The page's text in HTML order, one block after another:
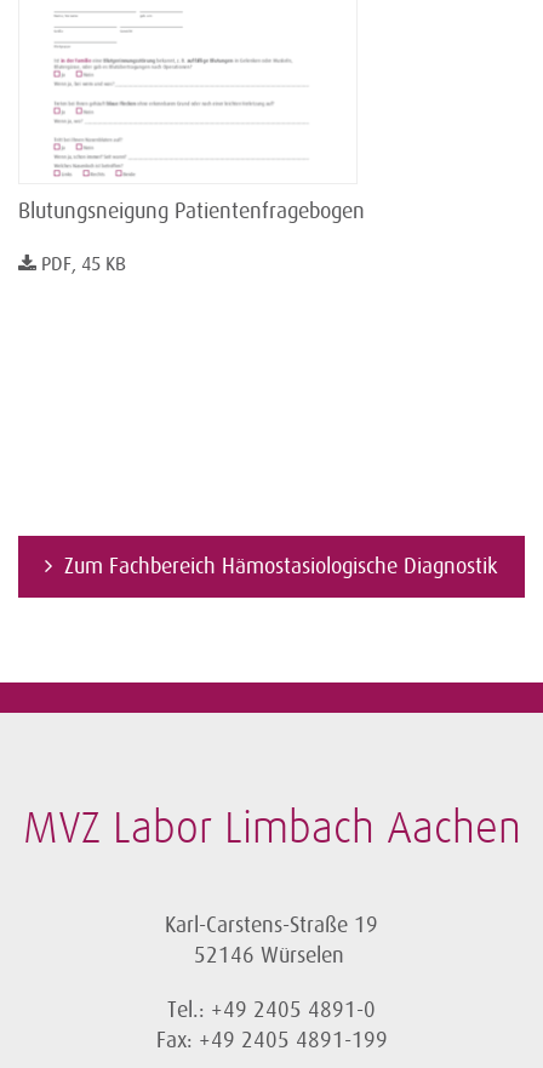
Blutungsneigung Patientenfragebogen
PDF, 45 KB
Zum Fachbereich Hämostasiologische Diagnostik
MVZ Labor Limbach Aachen
Karl-Carstens-Straße 19
52146 Würselen
Tel.: +49 2405 4891-0
Fax: +49 2405 4891-199